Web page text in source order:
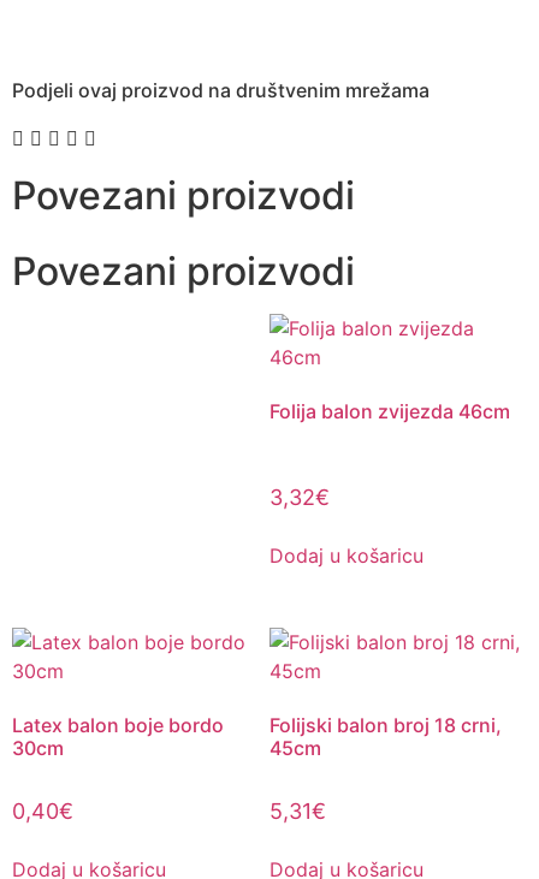
Podjeli ovaj proizvod na društvenim mrežama
Povezani proizvodi
Povezani proizvodi
Folija balon zvijezda 46cm
3,32€
Dodaj u košaricu
Latex balon boje bordo
30cm
0,40€
Dodaj u košaricu
Folijski balon broj 18 crni,
45cm
5,31€
Dodaj u košaricu